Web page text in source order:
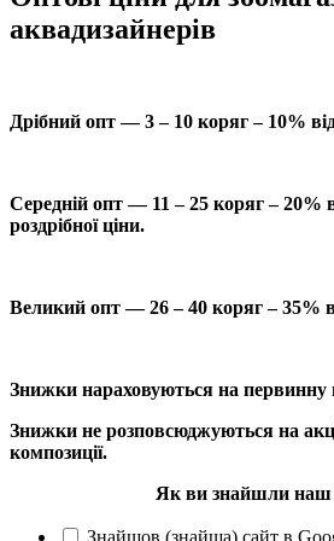
аквадизайнерів
Дрібний опт — 3 – 10 коряг – 10% від
Середній опт — 11 – 25 коряг – 20%
роздрібної ціни.
Великий опт — 26 – 40 коряг – 35%
Знижки нараховуються на первинну
Знижки не розповсюджуються на
композиції.
Як ви знайшли наш